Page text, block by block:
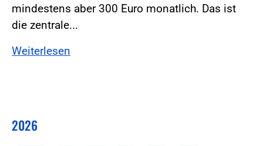
mindestens aber 300 Euro monatlich. Das ist
die zentrale...
Weiterlesen
2026